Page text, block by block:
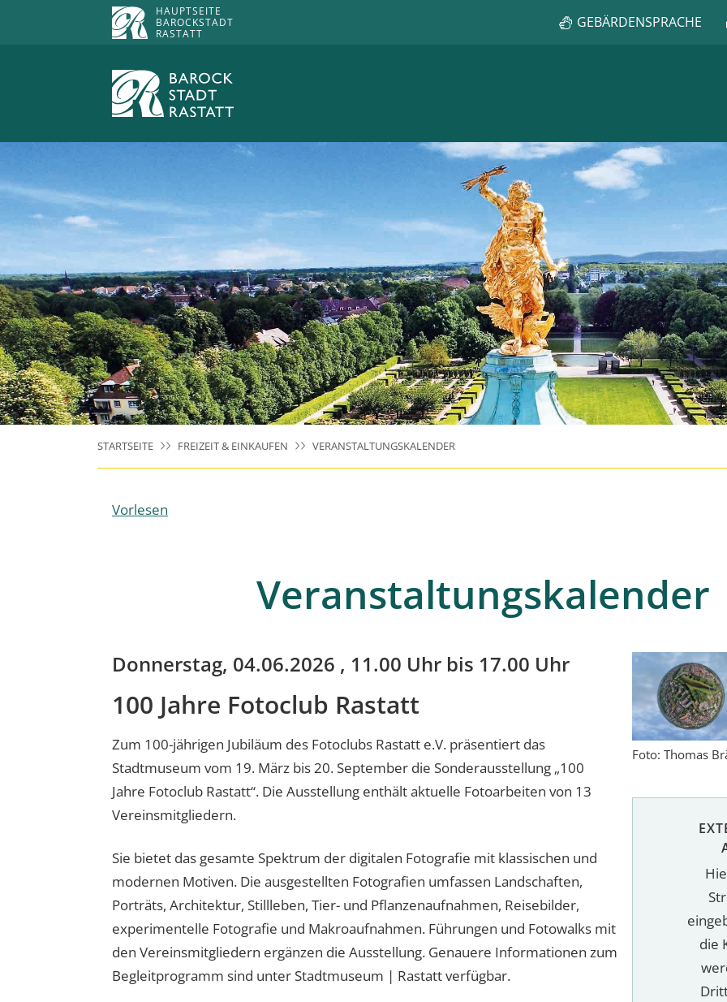
HAUPTSEITE
BAROCKSTADT
RASTATT
GEBÄRDENSPRACHE
STARTSEITE FREIZEIT & EINKAUFEN VERANSTALTUNGSKALENDER
Vorlesen
Veranstaltungskalender
Donnerstag, 04.06.2026 , 11.00 Uhr bis 17.00 Uhr
100 Jahre Fotoclub Rastatt
Zum 100-jährigen Jubiläum des Fotoclubs Rastatt e.V. präsentiert das
Stadtmuseum vom 19. März bis 20. September die Sonderausstellung „100
Jahre Fotoclub Rastatt“. Die Ausstellung enthält aktuelle Fotoarbeiten von 13
Vereinsmitgliedern.
Sie bietet das gesamte Spektrum der digitalen Fotografie mit klassischen und
modernen Motiven. Die ausgestellten Fotografien umfassen Landschaften,
Porträts, Architektur, Stillleben, Tier- und Pflanzenaufnahmen, Reisebilder,
experimentelle Fotografie und Makroaufnahmen. Führungen und Fotowalks mit
den Vereinsmitgliedern ergänzen die Ausstellung. Genauere Informationen zum
Begleitprogramm sind unter Stadtmuseum | Rastatt verfügbar.
Foto: Thomas
die